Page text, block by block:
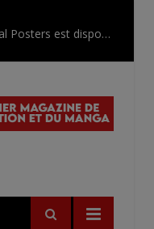
L’AnimeLand Hors-Série – Spécial Posters est disponible !